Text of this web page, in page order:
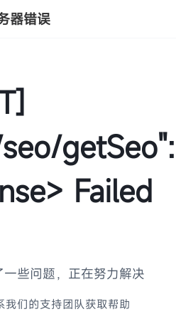
器错误
getSeo":
Failed
些问题，正在努力解决
我们的支持团队获取帮助